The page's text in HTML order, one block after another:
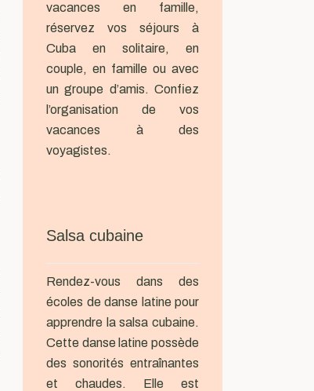
vacances en famille,
réservez vos séjours à
Cuba en solitaire, en
couple, en famille ou avec
un groupe d’amis. Confiez
l’organisation de vos
vacances à des
voyagistes.
Salsa cubaine
Rendez-vous dans des
écoles de danse latine pour
apprendre la salsa cubaine.
Cette danse latine possède
des sonorités entraînantes
et chaudes. Elle est